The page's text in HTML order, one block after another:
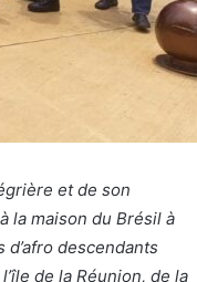
et de son
la maison du Brésil à
descendants
de la Réunion, de la